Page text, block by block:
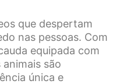
que despertam
nas pessoas. Com
equipada com
são
única e